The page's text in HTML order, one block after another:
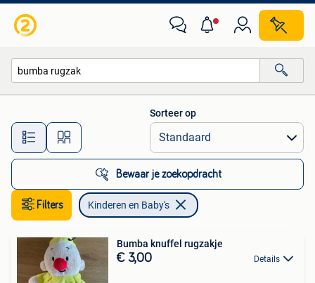
Alle afstanden…
Sorteer op
Bewaar je zoekopdracht
Filters Kinderen en Baby's
Bumba knuffel rugzakje
€ 3,00 Details